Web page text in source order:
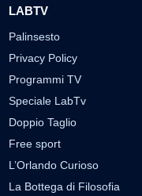
LABTV
Palinsesto
Privacy Policy
Programmi TV
Speciale LabTv
Doppio Taglio
Free sport
L’Orlando Curioso
La Bottega di Filosofia